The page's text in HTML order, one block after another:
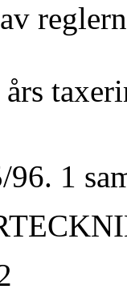
96. 1